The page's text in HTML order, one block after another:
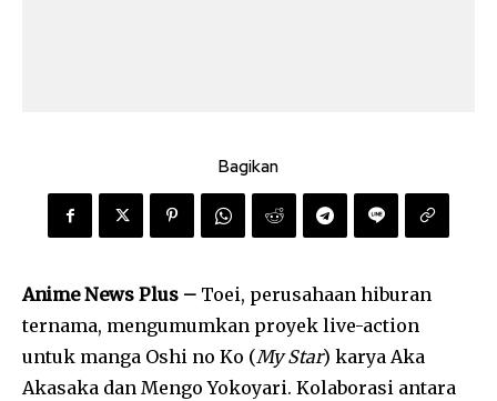
Bagikan
Anime News Plus – Toei, perusahaan hiburan
ternama, mengumumkan proyek live-action
untuk manga Oshi no Ko (My Star) karya Aka
Akasaka dan Mengo Yokoyari. Kolaborasi antara